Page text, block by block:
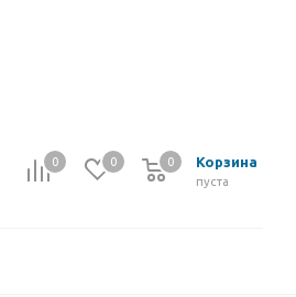
0 0 Корзина
пуста
0